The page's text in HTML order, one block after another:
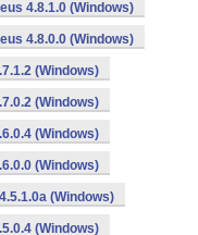
4.8.1.0 (Windows)
4.8.0.0 (Windows)
(Windows)
(Windows)
(Windows)
(Windows)
(Windows)
(Windows)